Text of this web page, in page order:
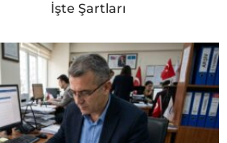
İşte Şartları